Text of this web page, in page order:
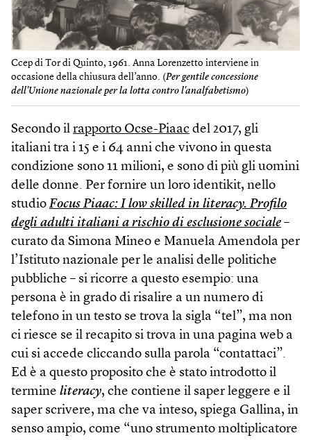
Ccep di Tor di Quinto, 1961. Anna Lorenzetto interviene in
occasione della chiusura dell’anno. (Per gentile concessione
dell'Unione nazionale per la lotta contro l'analfabetismo)
Secondo il rapporto Ocse-Piaac del 2017, gli
italiani tra i 15 e i 64 anni che vivono in questa
condizione sono 11 milioni, e sono di più gli uomini
delle donne. Per fornire un loro identikit, nello
studio Focus Piaac: I low skilled in literacy. Profilo
degli adulti italiani a rischio di esclusione sociale –
curato da Simona Mineo e Manuela Amendola per
l’Istituto nazionale per le analisi delle politiche
pubbliche – si ricorre a questo esempio: una
persona è in grado di risalire a un numero di
telefono in un testo se trova la sigla “tel”, ma non
ci riesce se il recapito si trova in una pagina web a
cui si accede cliccando sulla parola “contattaci”.
Ed è a questo proposito che è stato introdotto il
termine literacy, che contiene il saper leggere e il
saper scrivere, ma che va inteso, spiega Gallina, in
senso ampio, come “uno strumento moltiplicatore